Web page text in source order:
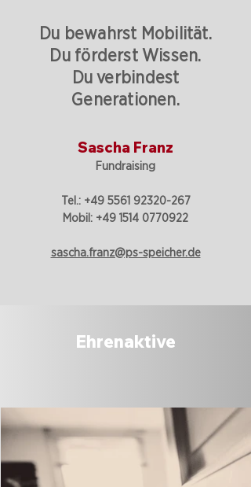
Du bewahrst Mobilität.
Du förderst Wissen.
Du verbindest
Generationen.
Sascha Franz
Fundraising
Tel.: +49 5561 92320-267
Mobil: +49 1514 0770922
sascha.franz@ps-speicher.de
Ehrenaktive